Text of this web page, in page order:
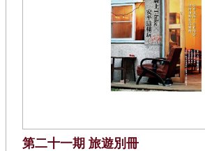
第二十一期 旅遊別冊